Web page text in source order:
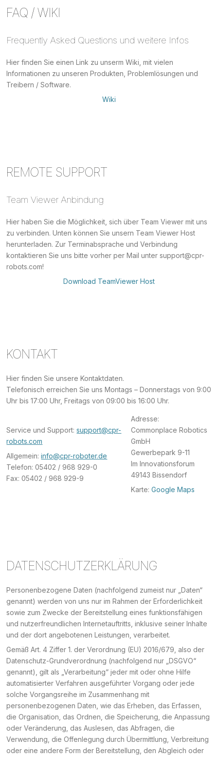
FAQ / WIKI
Frequently Asked Questions und weitere Infos
Hier finden Sie einen Link zu unserm Wiki, mit vielen
Informationen zu unseren Produkten, Problemlösungen und
Treibern / Software.
Wiki
REMOTE SUPPORT
Team Viewer Anbindung
Hier haben Sie die Möglichkeit, sich über Team Viewer mit uns
zu verbinden. Unten können Sie unsern Team Viewer Host
herunterladen. Zur Terminabsprache und Verbindung
kontaktieren Sie uns bitte vorher per Mail unter support@cpr-
robots.com!
Download TeamViewer Host
KONTAKT
Hier finden Sie unsere Kontaktdaten.
Telefonisch erreichen Sie uns Montags – Donnerstags von 9:00
Uhr bis 17:00 Uhr, Freitags von 09:00 bis 16:00 Uhr.
Service und Support:support@cpr-
robots.com
Allgemein:info@cpr-roboter.de
Telefon: 05402 / 968 929-0
Fax: 05402 / 968 929-9
Adresse:
Commonplace Robotics
GmbH
Gewerbepark 9-11
Im Innovationsforum
49143 Bissendorf
Karte: Google Maps
DATENSCHUTZERKLÄRUNG
Personenbezogene Daten (nachfolgend zumeist nur „Daten“
genannt) werden von uns nur im Rahmen der Erforderlichkeit
sowie zum Zwecke der Bereitstellung eines funktionsfähigen
und nutzerfreundlichen Internetauftritts, inklusive seiner Inhalte
und der dort angebotenen Leistungen, verarbeitet.
Gemäß Art. 4 Ziffer 1. der Verordnung (EU) 2016/679, also der
Datenschutz-Grundverordnung (nachfolgend nur „DSGVO“
genannt), gilt als „Verarbeitung“ jeder mit oder ohne Hilfe
automatisierter Verfahren ausgeführter Vorgang oder jede
solche Vorgangsreihe im Zusammenhang mit
personenbezogenen Daten, wie das Erheben, das Erfassen,
die Organisation, das Ordnen, die Speicherung, die Anpassung
oder Veränderung, das Auslesen, das Abfragen, die
Verwendung, die Offenlegung durch Übermittlung, Verbreitung
oder eine andere Form der Bereitstellung, den Abgleich oder